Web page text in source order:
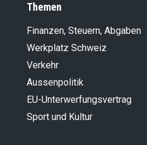
Themen
Finanzen, Steuern, Abgaben
Werkplatz Schweiz
Verkehr
Aussenpolitik
EU-Unterwerfungsvertrag
Sport und Kultur